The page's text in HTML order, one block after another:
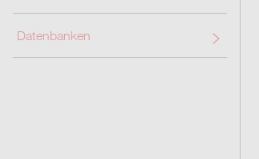
Datenbanken